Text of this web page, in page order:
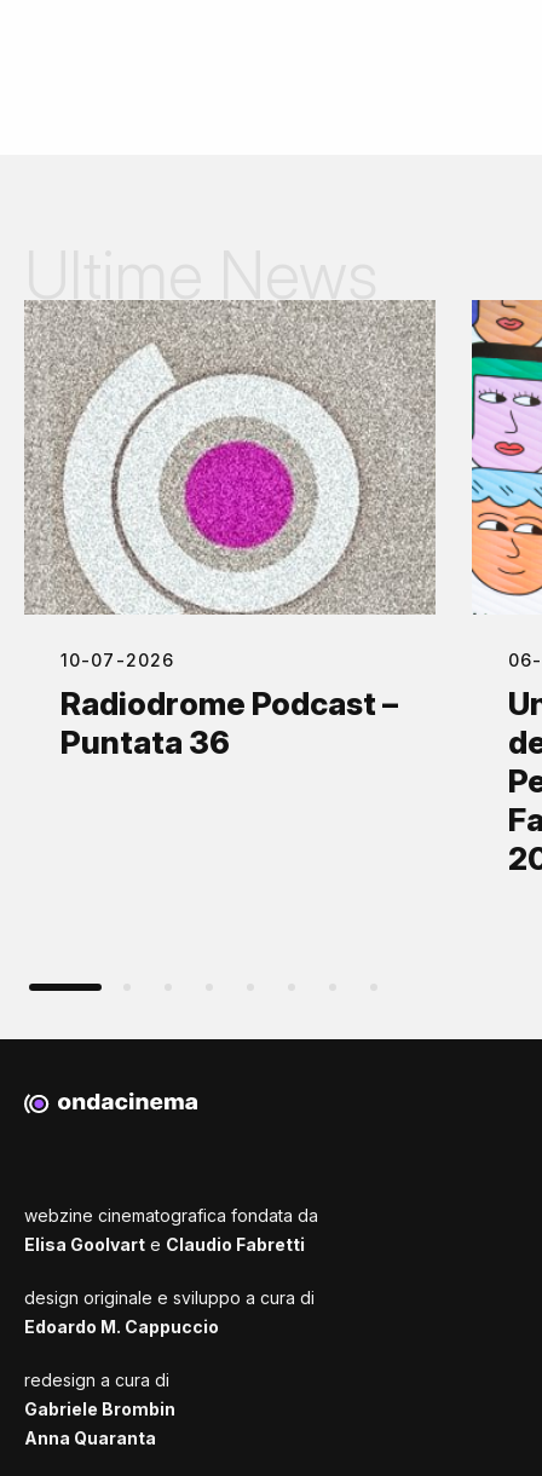
10-07-2026
Radiodrome Podcast –
Puntata 36
webzine cinematografica fondata da
Elisa Goolvart e Claudio Fabretti
design originale e sviluppo a cura di
Edoardo M. Cappuccio
redesign a cura di
Gabriele Brombin
Anna Quaranta